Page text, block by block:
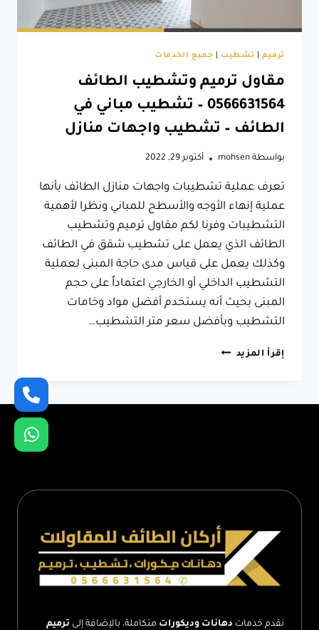
ترميم| تشطيب جميع الخدمات
مقاول ترميم وتشطيب الطائف
0566631564 – تشطيب مباني في
الطائف – تشطيب واجهات منازل
بواسطة mohsen أكتوبر 29, 2022
تعرف عملية تشطيبات واجهات منازل الطائف بأنها
عملية إنهاء الأوجه والأسطح للمباني ونظرا لأهمية
التشطيبات وفرنا لكم مقاول ترميم وتشطيب
الطائف الذي يعمل على تشطيب شقق في الطائف
وكذلك يعمل على قياس مدى حاجة المبنى لعملية
التشطيب الداخلي أو الخارجي اعتماداٌ على حجم
المبنى بحيث أنه يستخدم أفضل مواد وخامات
التشطيب وبأفضل سعر متر التشطيب…
إقرأ المزيد مقاول
واجهات
منازل
نقدم خدمات دهانات وديكورات متكاملة، بالإضافة إلى ترميم